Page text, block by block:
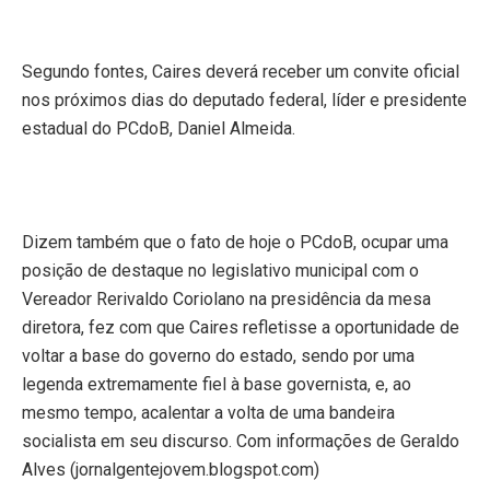
Segundo fontes, Caires deverá receber um convite oficial
nos próximos dias do deputado federal, líder e presidente
estadual do PCdoB, Daniel Almeida.
Dizem também que o fato de hoje o PCdoB, ocupar uma
posição de destaque no legislativo municipal com o
Vereador Rerivaldo Coriolano na presidência da mesa
diretora, fez com que Caires refletisse a oportunidade de
voltar a base do governo do estado, sendo por uma
legenda extremamente fiel à base governista, e, ao
mesmo tempo, acalentar a volta de uma bandeira
socialista em seu discurso. Com informações de Geraldo
Alves (jornalgentejovem.blogspot.com)